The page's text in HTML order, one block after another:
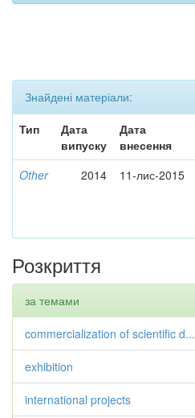
Знайдені матеріали:
Тип
Дата
випуску
Дата
внесення
Other 2014 11-лис-2015
Розкриття
за темами
commercialization of scientific d...
exhibition
international projects